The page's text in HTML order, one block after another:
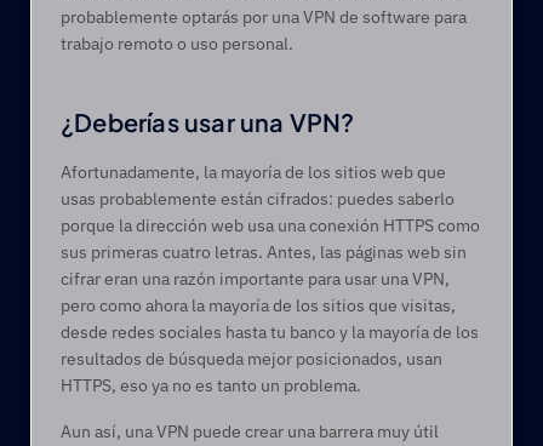
probablemente optarás por una VPN de software para
trabajo remoto o uso personal.
¿Deberías usar una VPN?
Afortunadamente, la mayoría de los sitios web que
usas probablemente están cifrados: puedes saberlo
porque la dirección web usa una conexión HTTPS como
sus primeras cuatro letras. Antes, las páginas web sin
cifrar eran una razón importante para usar una VPN,
pero como ahora la mayoría de los sitios que visitas,
desde redes sociales hasta tu banco y la mayoría de los
resultados de búsqueda mejor posicionados, usan
HTTPS, eso ya no es tanto un problema.
Aun así, una VPN puede crear una barrera muy útil